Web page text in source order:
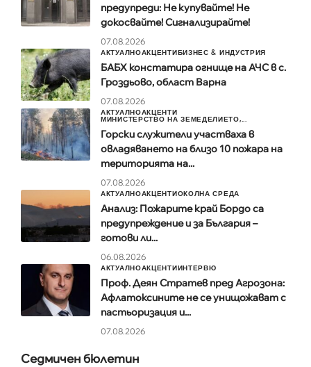
предупреди: Не купувайте! Не
докосвайте! Сигнализирайте!
07.08.2026
АКТУАЛНОАКЦЕНТИБИЗНЕС & ИНДУСТРИЯ
БАБХ констатира огнище на АЧС в с.
Гроздьово, област Варна
07.08.2026
АКТУАЛНОАКЦЕНТИ
МИНИСТЕРСТВО НА ЗЕМЕДЕЛИЕТО,...
Горски служители участваха в
овладяването на близо 10 пожара на
територията на...
07.08.2026
АКТУАЛНОАКЦЕНТИОКОЛНА СРЕДА
Анализ: Пожарите край Бордо са
предупреждение и за България –
готови ли...
06.08.2026
АКТУАЛНОАКЦЕНТИИНТЕРВЮ
Проф. Деян Стратев пред Агрозона:
Афлатоксините не се унищожават с
пастьоризация и...
07.08.2026
Седмичен бюлетин